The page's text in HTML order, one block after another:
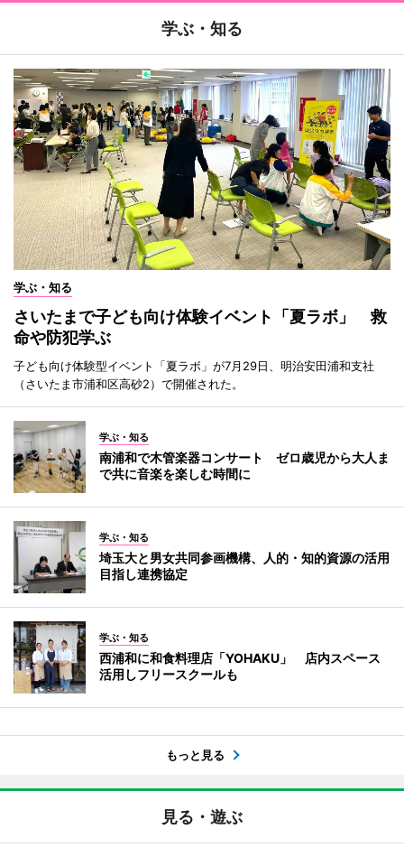
学ぶ・知る
学ぶ・知る
さいたまで子ども向け体験イベント「夏ラボ」 救
命や防犯学ぶ
子ども向け体験型イベント「夏ラボ」が7月29日、明治安田浦和支社
（さいたま市浦和区高砂2）で開催された。
学ぶ・知る
南浦和で木管楽器コンサート ゼロ歳児から大人ま
で共に音楽を楽しむ時間に
学ぶ・知る
埼玉大と男女共同参画機構、人的・知的資源の活用
目指し連携協定
学ぶ・知る
西浦和に和食料理店「YOHAKU」 店内スペース
活用しフリースクールも
もっと見る
見る・遊ぶ